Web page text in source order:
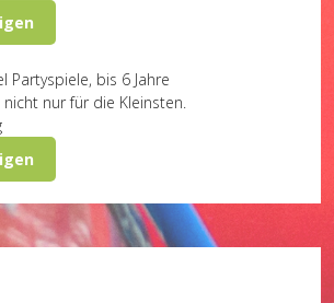
Partyspiele, bis 6 Jahre
nicht nur für die Kleinsten.